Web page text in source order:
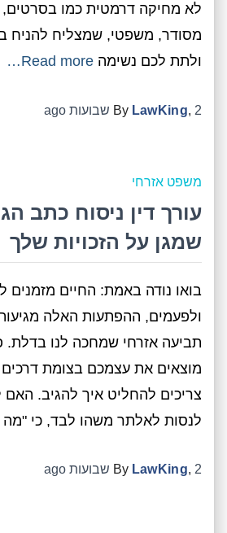
לא מחיקה דרמטית כמו
מסודר, משפטי, שמצליח להניח
ולתת לכם נשימה Read more…
By LawKing, 2 שבועות ago
משפט אזרחי
עורך דין ניסוח כתב
שמגן על הזכויות שלך
בואו נודה באמת: החיים מזמנים
ולפעמים, ההפתעות האלה
תביעה אזרחי שמחכה לנו
מוצאים את עצמכם בצומת
צריכים להחליט איך להגיב. האם
לנסות לאלתר משהו לבד, כי "מה
By LawKing, 2 שבועות ago